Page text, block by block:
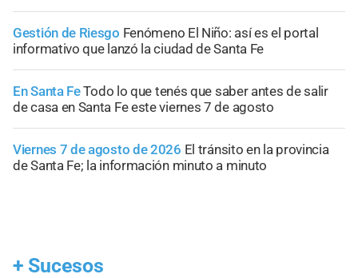
Gestión de Riesgo Fenómeno El Niño: así es el portal
informativo que lanzó la ciudad de Santa Fe
En Santa FeTodo lo que tenés que saber antes de salir
de casa en Santa Fe este viernes 7 de agosto
Viernes 7 de agosto de 2026 El tránsito en la provincia
de Santa Fe; la información minuto a minuto
+ Sucesos